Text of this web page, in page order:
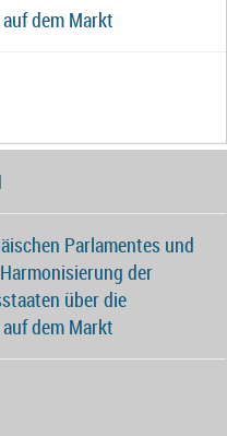
dem Markt
Parlamentes und
der
über die
dem Markt